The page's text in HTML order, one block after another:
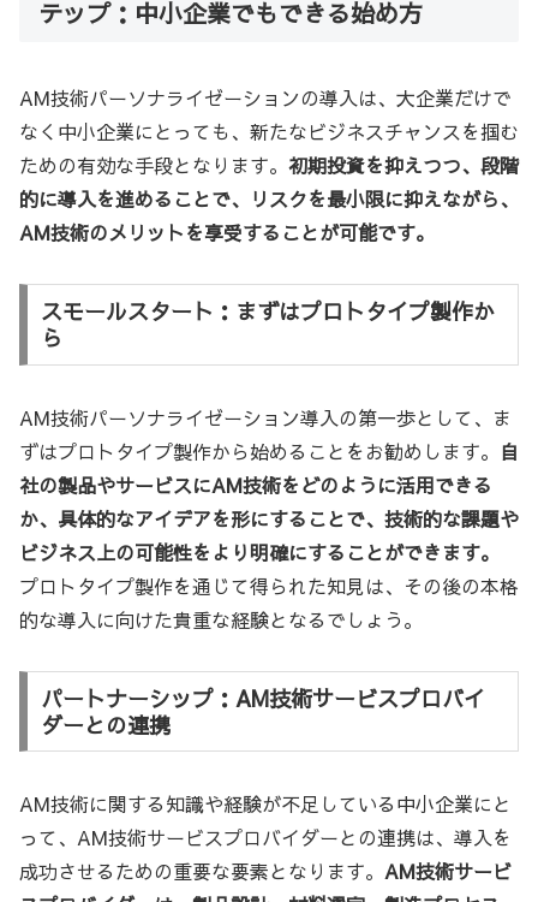
テップ：中小企業でもできる始め方
AM技術パーソナライゼーションの導入は、大企業だけで
なく中小企業にとっても、新たなビジネスチャンスを掴む
ための有効な手段となります。 初期投資を抑えつつ、段階
的に導入を進めることで、リスクを最小限に抑えながら、
AM技術のメリットを享受することが可能です。
スモールスタート：まずはプロトタイプ製作か
ら
AM技術パーソナライゼーション導入の第一歩として、ま
ずはプロトタイプ製作から始めることをお勧めします。 自
社の製品やサービスにAM技術をどのように活用できる
か、具体的なアイデアを形にすることで、技術的な課題や
ビジネス上の可能性をより明確にすることができます。
プロトタイプ製作を通じて得られた知見は、その後の本格
的な導入に向けた貴重な経験となるでしょう。
パートナーシップ：AM技術サービスプロバイ
ダーとの連携
AM技術に関する知識や経験が不足している中小企業にと
って、AM技術サービスプロバイダーとの連携は、導入を
成功させるための重要な要素となります。 AM技術サービ